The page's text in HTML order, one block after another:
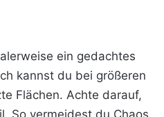
ein gedachtes
kannst du bei größeren
Flächen. Achte darauf,
So vermeidest du Chaos